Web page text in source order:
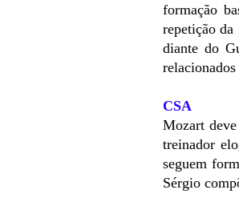
formação
repetição
diante do
CSA
Mozart
treinador
seguem
Sérgio